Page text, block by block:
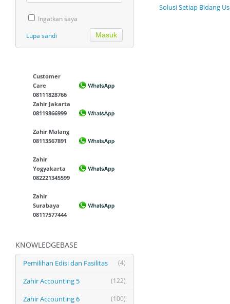
Ingatkan saya
Lupa sandi
Customer
Care
08111828766
Zahir Jakarta
08119866999
Zahir Malang
08113567891
Zahir
Yogyakarta
082221345599
Zahir
Surabaya
08117577444
KNOWLEDGEBASE
(4)
Pemilihan Edisi dan Fasilitas
(122)
Zahir Accounting 5
(100)
Zahir Accounting 6
Solusi Setiap Bidang